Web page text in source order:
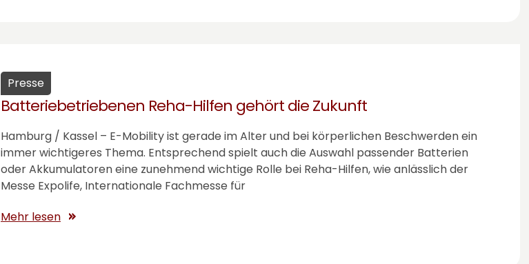
Presse
Batteriebetriebenen Reha-Hilfen gehört die Zukunft
Hamburg / Kassel – E-Mobility ist gerade im Alter und bei körperlichen Beschwerden ein
immer wichtigeres Thema. Entsprechend spielt auch die Auswahl passender Batterien
oder Akkumulatoren eine zunehmend wichtige Rolle bei Reha-Hilfen, wie anlässlich der
Messe Expolife, Internationale Fachmesse für
Mehr lesen